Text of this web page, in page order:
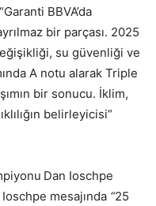
BBVA’da
bir parçası. 2025
su güvenliği ve
A notu alarak Triple
bir sonucu. İklim,
belirleyicisi”
Dan Ioschpe
mesajında “25